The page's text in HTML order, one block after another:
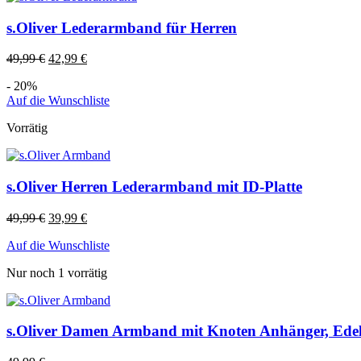
s.Oliver Lederarmband für Herren
49,99€ 42,99 €
- 20%
Auf die Wunschliste
Vorrätig
s.Oliver Herren Lederarmband mit ID-Platte
49,99€ 39,99 €
Auf die Wunschliste
Nur noch 1 vorrätig
s.Oliver Damen Armband mit Knoten Anhänger,